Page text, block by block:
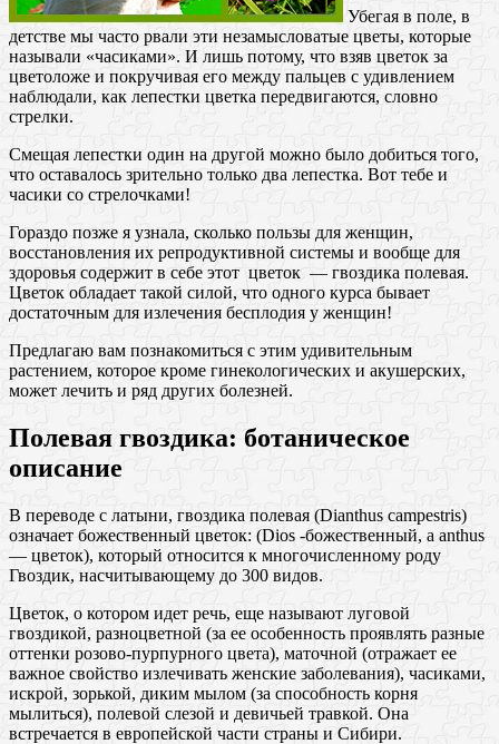
Убегая в поле, в
детстве мы часто рвали эти незамысловатые цветы, которые
называли «часиками». И лишь потому, что взяв цветок за
цветоложе и покручивая его между пальцев с удивлением
наблюдали, как лепестки цветка передвигаются, словно
стрелки.
Смещая лепестки один на другой можно было добиться того,
что оставалось зрительно только два лепестка. Вот тебе и
часики со стрелочками!
Гораздо позже я узнала, сколько пользы для женщин,
восстановления их репродуктивной системы и вообще для
здоровья содержит в себе этот цветок — гвоздика полевая.
Цветок обладает такой силой, что одного курса бывает
достаточным для излечения бесплодия у женщин!
Предлагаю вам познакомиться с этим удивительным
растением, которое кроме гинекологических и акушерских,
может лечить и ряд других болезней.
Полевая гвоздика: ботаническое
описание
В переводе с латыни, гвоздика полевая (Dianthus campestris)
означает божественный цветок: (Dios -божественный, а anthus
— цветок), который относится к многочисленному роду
Гвоздик, насчитывающему до 300 видов.
Цветок, о котором идет речь, еще называют луговой
гвоздикой, разноцветной (за ее особенность проявлять разные
оттенки розово-пурпурного цвета), маточной (отражает ее
важное свойство излечивать женские заболевания), часиками,
искрой, зорькой, диким мылом (за способность корня
мылиться), полевой слезой и девичьей травкой. Она
встречается в европейской части страны и Сибири.